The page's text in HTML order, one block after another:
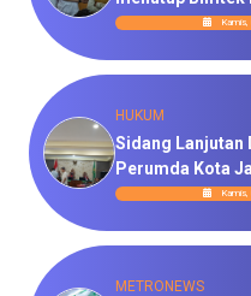
HUKUM
Sidang Lanjutan
Perumda Kota
METRONEWS